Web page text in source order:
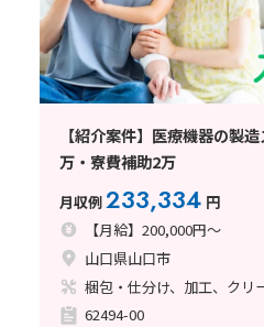
【紹介案件】医療機器の製
万・寮費補助2万
月収例233,334 円
【月給】200,000円～
山口県山口市
梱包・仕分け、加工、クリ
62494-00